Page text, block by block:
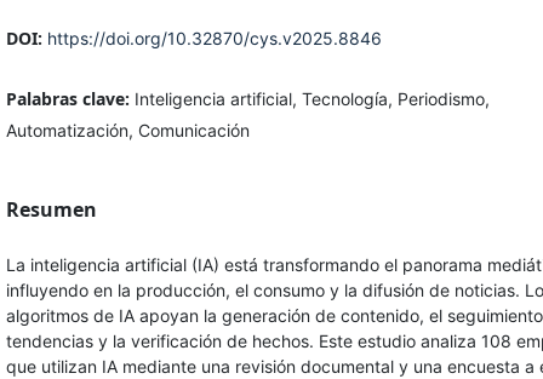
DOI: https://doi.org/10.32870/cys.v2025.8846
Palabras clave: Inteligencia artificial, Tecnología, Periodismo,
Automatización, Comunicación
Resumen
La inteligencia artificial (IA) está transformando el panorama
influyendo en la producción, el consumo y la difusión de noticias.
algoritmos de IA apoyan la generación de contenido, el
tendencias y la verificación de hechos. Este estudio analiza 108
que utilizan IA mediante una revisión documental y una encuesta a